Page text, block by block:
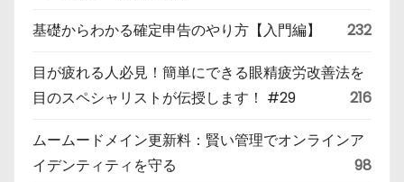
基礎からわかる確定申告のやり方【入門編】 232
目が疲れる人必見！簡単にできる眼精疲労改善法を
目のスペシャリストが伝授します！ #29
216
ムームードメイン更新料：賢い管理でオンラインア
イデンティティを守る
98